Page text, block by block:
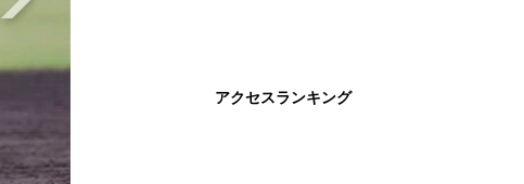
アクセスランキング